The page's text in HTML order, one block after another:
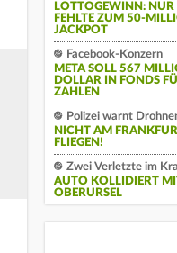
LOTTOGEWINN: NUR
FEHLTE ZUM 50-
JACKPOT
Facebook-Konzern
META SOLL 567
DOLLAR IN FONDS
ZAHLEN
Polizei warnt
NICHT AM
FLIEGEN!
Zwei Verletzte im
AUTO KOLLIDIERT
OBERURSEL